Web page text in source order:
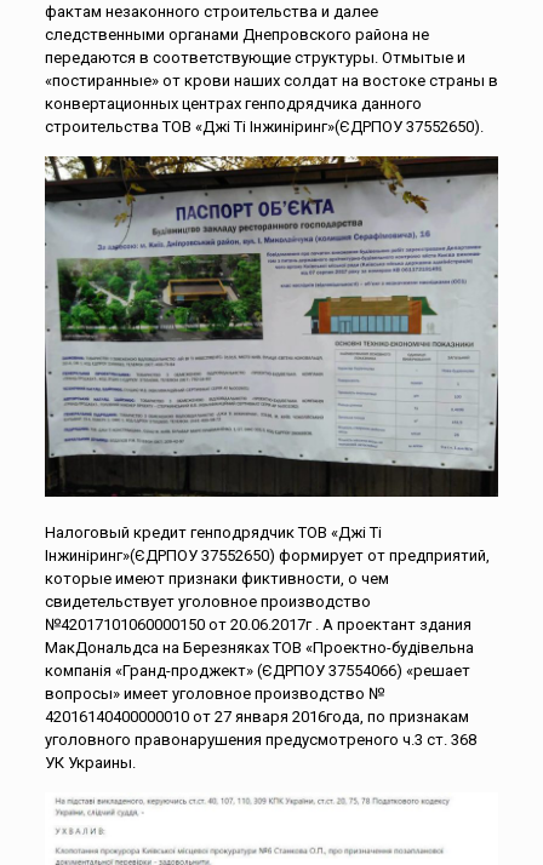
фактам незаконного строительства и далее
следственными органами Днепровского района не
передаются в соответствующие структуры. Отмытые и
«постиранные» от крови наших солдат на востоке страны в
конвертационных центрах генподрядчика данного
строительства ТОВ «Джі Ті Інжиніринг»(ЄДРПОУ 37552650).
Налоговый кредит генподрядчик ТОВ «Джі Ті
Інжиніринг»(ЄДРПОУ 37552650) формирует от предприятий,
которые имеют признаки фиктивности, о чем
свидетельствует уголовное производство
№42017101060000150 от 20.06.2017г . А проектант здания
МакДональдса на Березняках ТОВ «Проектно-будівельна
компанія «Гранд-проджект» (ЄДРПОУ 37554066) «решает
вопросы» имеет уголовное производство №
42016140400000010 от 27 января 2016года, по признакам
уголовного правонарушения предусмотреного ч.3 ст. 368
УК Украины.